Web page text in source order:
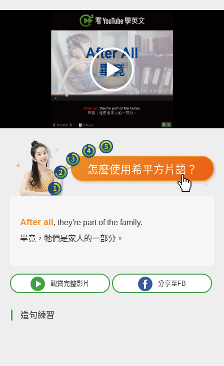
怎麼使用希平方片語？
After all
, they're part of the family.
畢竟，牠們是家人的一部分。
觀賞完整影片 分享至FB
造句練習